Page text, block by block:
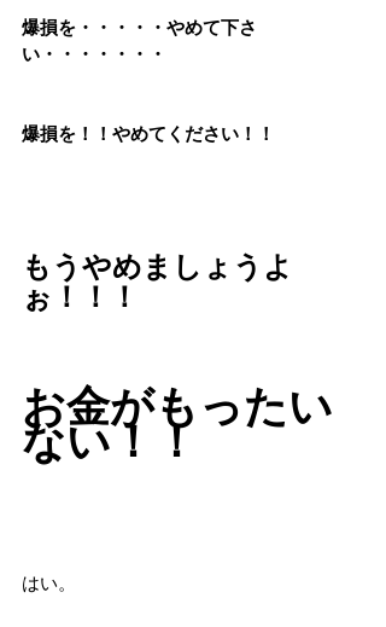
爆損を・・・・・やめて下さ
い・・・・・・・
爆損を！！やめてください！！
もうやめましょうよ
ぉ！！！
お金がもったい
ない！！
はい。